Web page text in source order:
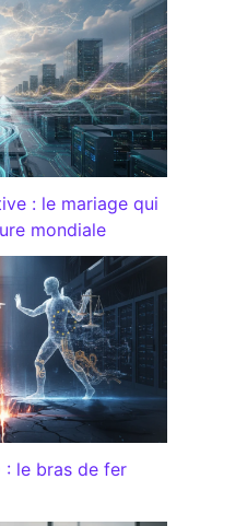
: le mariage qui
mondiale
: le bras de fer